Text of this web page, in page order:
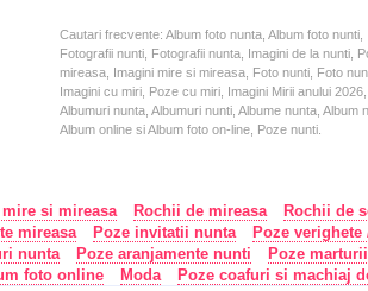
Cautari frecvente: Album foto nunta, Album foto
Fotografii nunti, Fotografii nunta, Imagini de la nunti,
mireasa, Imagini mire si mireasa, Foto nunti, Foto
Imagini cu miri, Poze cu miri, Imagini Mirii anului
Albumuri nunta, Albumuri nunti, Albume nunta,
Album online si Album foto on-line, Poze nunti.
mire si mireasa Rochii de mireasa
Rochii de
mireasa
Poze invitatii nunta
Poze
nunta
Poze aranjamente nunti
Poze
foto online
Moda Poze coafuri si machiaj